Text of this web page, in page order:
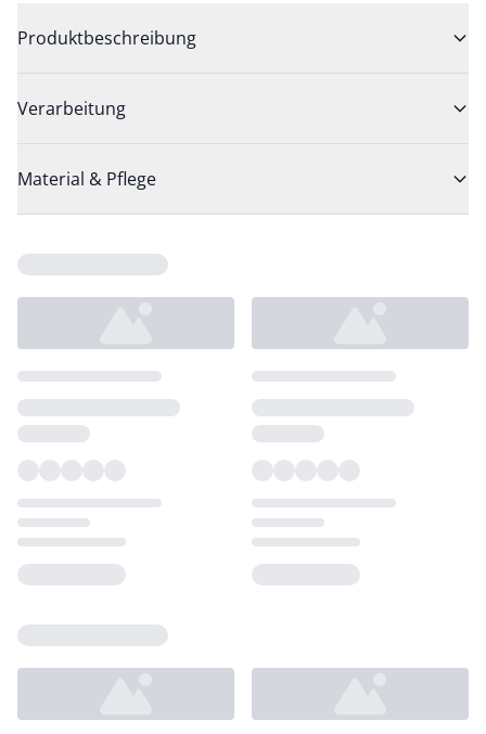
Produktbeschreibung
Verarbeitung
Material & Pflege